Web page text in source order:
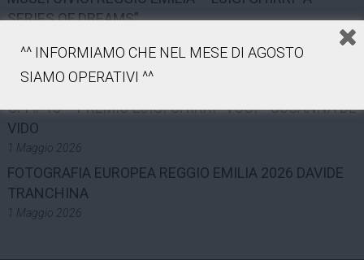
SERIES OF DREAMS”
TEATRO MUNICIPALE VALLI – LUIGI GHIRRI
2 Maggio 2026
GFI # 13 – PREMIO LUIGI GHIRRI “VOCI”- SUSANNA DE
VIDO
1 Maggio 2026
FOTOGRAFIA EUROPEA REGGIO EMILIA 2026 DAVIDE
TRANCHINA
1 Maggio 2026
^^ INFORMIAMO CHE NEL MESE DI AGOSTO
SIAMO OPERATIVI ^^